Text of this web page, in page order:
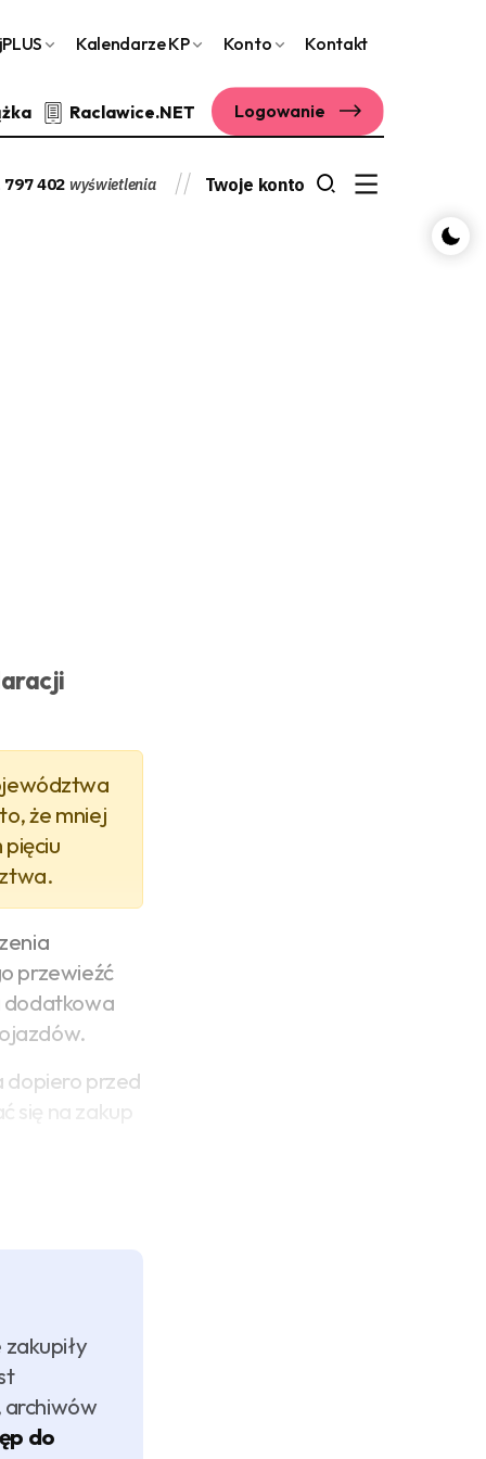
Kalendarze KP Konto Kontakt
Raclawice.NET Logowanie
797 402 wyświetlenia Twoje konto
że mniej
przewieźć
dodatkowa
dopiero przed
na zakup
archiwów
do